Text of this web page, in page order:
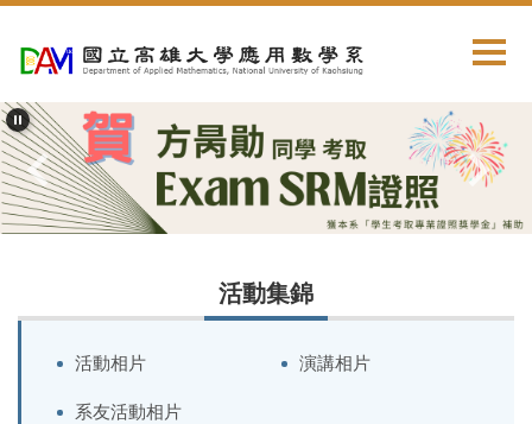
到
主
要
內
容
區
活動集錦
活動相片 演講相片
系友活動相片